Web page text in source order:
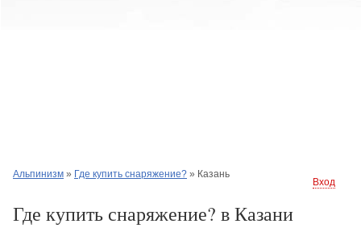
Альпинизм » Где купить снаряжение? » Казань
Вход
Где купить снаряжение? в Казани